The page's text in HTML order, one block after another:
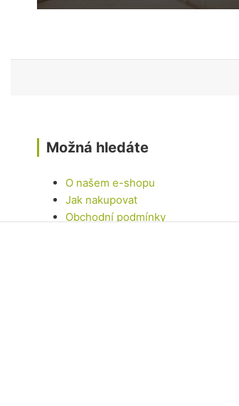
Možná hledáte
O našem e-shopu
Jak nakupovat
Obchodní podmínky